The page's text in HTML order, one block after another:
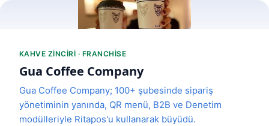
KAHVE ZINCIRI · FRANCHISE
Gua Coffee Company
Gua Coffee Company; 100+ şubesinde sipariş
yönetiminin yanında, QR menü, B2B ve Denetim
modülleriyle Ritapos'u kullanarak büyüdü.